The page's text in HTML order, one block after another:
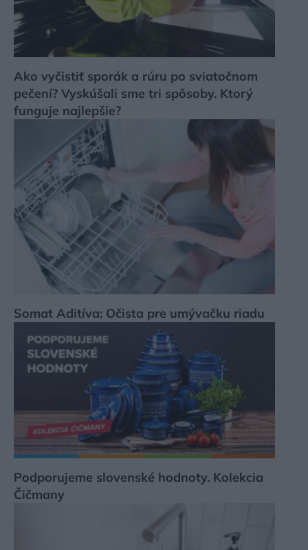
Ako vyčistiť sporák a rúru po sviatočnom
pečení? Vyskúšali sme tri spôsoby. Ktorý
funguje najlepšie?
Somat Aditíva: Očista pre umývačku riadu
Podporujeme slovenské hodnoty. Kolekcia
Čičmany